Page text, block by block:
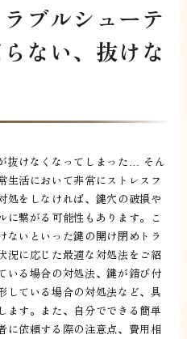
ブルシューテ
ない、抜けな
抜けなくなってしまった… そん
生活において非常にストレスフ
処をしなければ、鍵穴の破損や
に繋がる可能性もあります。こ
ないといった鍵の開け閉めトラ
況に応じた最適な対処法をご紹
いる場合の対処法、鍵が錆び付
している場合の対処法など、具
ます。また、自分でできる簡単
に依頼する際の注意点、費用相